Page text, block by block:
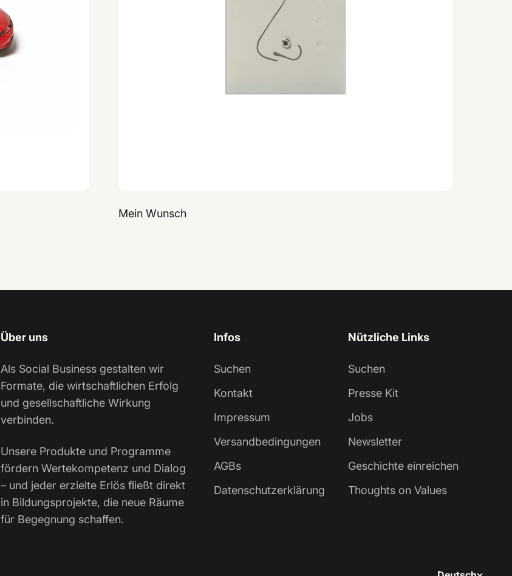
Mein Wunsch
Über uns
Als Social Business gestalten wir
Formate, die wirtschaftlichen Erfolg
und gesellschaftliche Wirkung
verbinden.
Unsere Produkte und Programme
fördern Wertekompetenz und Dialog
– und jeder erzielte Erlös fließt direkt
in Bildungsprojekte, die neue Räume
für Begegnung schaffen.
Infos
Suchen
Kontakt
Impressum
Versandbedingungen
AGBs
Datenschutzerklärung
Nützliche Links
Suchen
Presse Kit
Jobs
Newsletter
Geschichte einreichen
Thoughts on Values